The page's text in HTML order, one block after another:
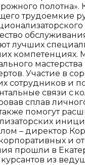
полотна».
трудоемкие
лучших
компетенциях.
мастерства
Участие в
и
связи с
сплав
помогут
– директор
и
прошли в
из